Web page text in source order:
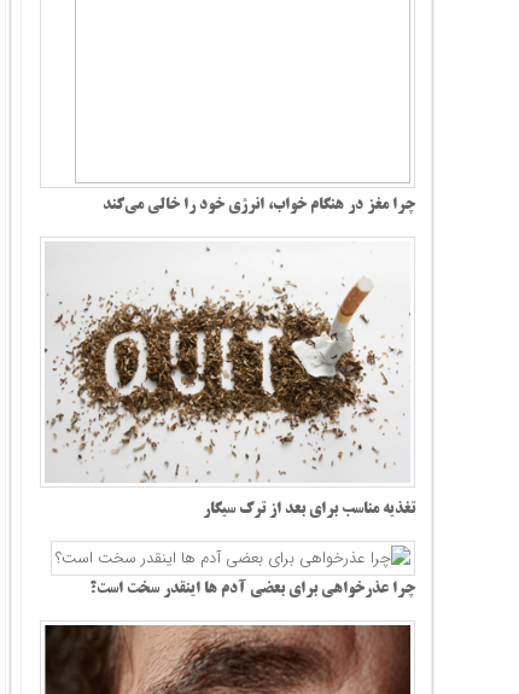
چرا مغز در هنگام خواب، انرژی خود را خالی می‌کند
تغذیه مناسب برای بعد از ترک سیگار
چرا عذرخواهی برای بعضی آدم ها اینقدر سخت است؟